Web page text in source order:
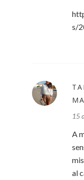
s/
15
A
al